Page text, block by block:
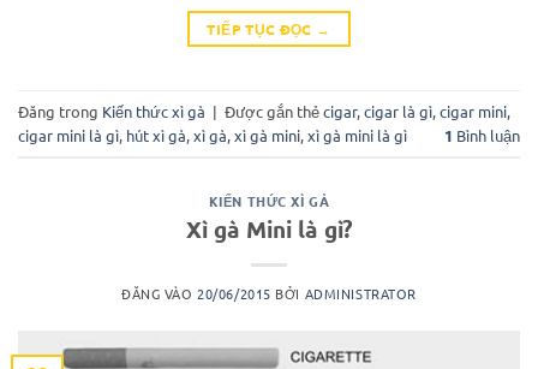
TIẾP TỤC ĐỌC →
Đăng trong Kiến thức xì gà | Được gắn thẻcigar,cigar là gì,cigar mini,
cigar mini là gì, hút xì gà,xì gà,xì gà mini,xì gà mini là gì 1 Bình luận
KIẾN THỨC XÌ GÀ
Xì gà Mini là gì?
ĐĂNG VÀO20/06/2015 BỞI ADMINISTRATOR